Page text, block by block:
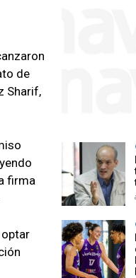
de
Sharif,
firma